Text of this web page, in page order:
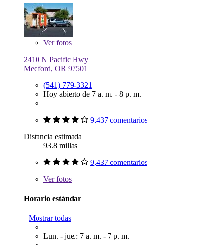
Verfotos
2410 N Pacific Hwy
Medford, OR 97501
(541) 779-3321
Hoy abierto de 7 a. m. - 8 p. m.
9,437 comentarios
Distancia estimada
93.8 millas
9,437 comentarios
Verfotos
Horario estándar
Mostrar todas
Lun. - jue.: 7 a. m. - 7 p. m.